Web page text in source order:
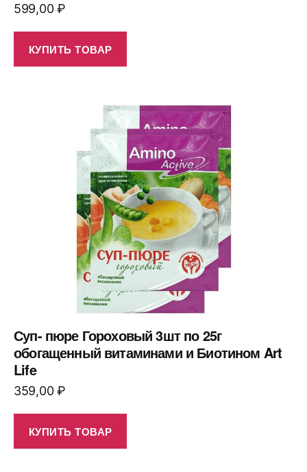
599,00₽
КУПИТЬ ТОВАР
Суп- пюре Гороховый 3шт по 25г
обогащенный витаминами и Биотином Art
Life
359,00₽
КУПИТЬ ТОВАР